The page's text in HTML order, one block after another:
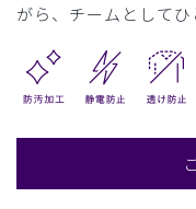
がら、チームとして